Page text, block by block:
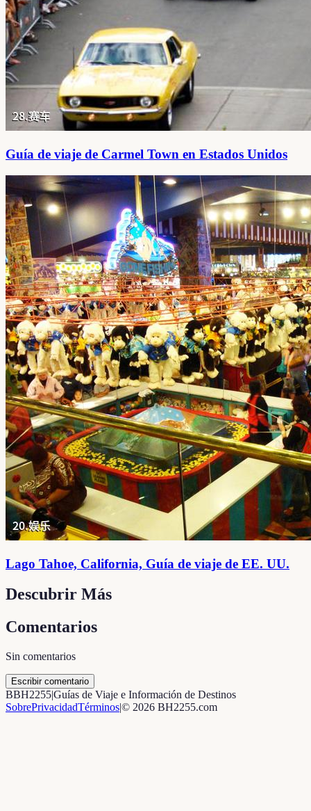
Guía de viaje de Carmel Town en Estados Unidos
Lago Tahoe, California, Guía de viaje de EE. UU.
Descubrir Más
Comentarios
Sin comentarios
Escribir comentario
BBH2255|Guías de Viaje e Información de Destinos
SobrePrivacidadTérminos|© 2026 BH2255.com